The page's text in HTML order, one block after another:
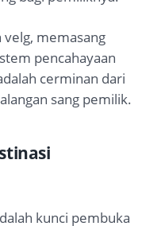
memasang
pencahayaan
cerminan dari
sang pemilik.
kunci pembuka